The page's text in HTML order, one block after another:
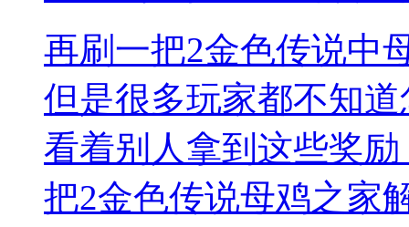
再刷一把2金色传说中
但是很多玩家都不知
看着别人拿到这些奖
把2金色传说母鸡之家